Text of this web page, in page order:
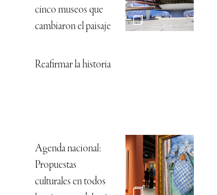
cinco museos que
cambiaron el paisaje
Reafirmar la historia
Agenda nacional:
Propuestas
culturales en todos